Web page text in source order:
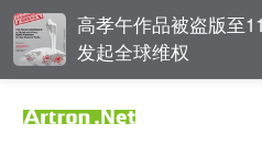
高孝午作品被盗版至
发起全球维权
为策展式艺术商业综合